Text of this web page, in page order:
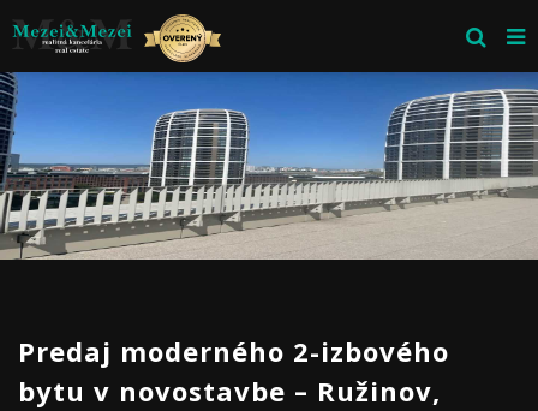
Predaj moderného 2-izbového
bytu v novostavbe – Ružinov,